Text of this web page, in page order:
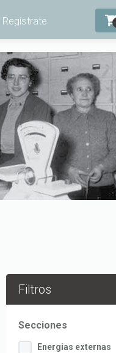
Registrate
Filtros
Secciones
Energias externas